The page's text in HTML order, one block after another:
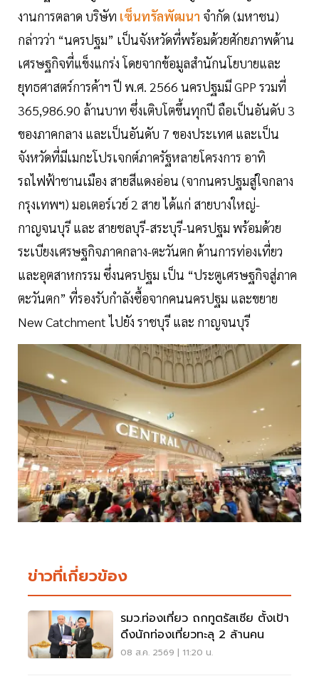
งานการตลาด บริษัท เซ็นทรัลพัฒนา จำกัด (มหาชน)
กล่าวว่า “นครปฐม” เป็นจังหวัดที่พร้อมด้วยศักยภาพด้าน
เศรษฐกิจที่แข็งแกร่ง โดยจากข้อมูลสำนักนโยบายและ
ยุทธศาสตร์การค้าฯ ปี พ.ศ. 2566 นครปฐมมี GPP รวมที่
365,986.90 ล้านบาท ซึ่งเติบโตขึ้นทุกปี ถือเป็นอันดับ 3
ของภาคกลาง และเป็นอันดับ 7 ของประเทศ และเป็น
จังหวัดที่มีเมกะโปรเจกต์ภาครัฐหลายโครงการ อาทิ
รถไฟฟ้าชานเมือง สายสีแดงอ่อน (จากนครปฐมสู่ใจกลาง
กรุงเทพฯ) มอเตอร์เวย์ 2 สาย ได้แก่ สายบางใหญ่-
กาญจนบุรี และ สายชลบุรี-สระบุรี-นครปฐม พร้อมด้วย
ระเบียงเศรษฐกิจภาคกลาง-ตะวันตก ด้านการท่องเที่ยว
และอุตสาหกรรม ซึ่งนครปฐม เป็น “ประตูเศรษฐกิจสู่ภาค
ตะวันตก” ที่รองรับกำลังซื้อจากคนนครปฐม และขยาย
New Catchment ไปยัง ราชบุรี และ กาญจนบุรี
ข่าวที่เกี่ยวข้อง
รมว.ท่องเที่ยว ถกทูตรัสเซีย ตั้งเป้า
ดึงนักท่องเที่ยวทะลุ 2 ล้านคน
08 ส.ค. 2569 | 11:20 น.